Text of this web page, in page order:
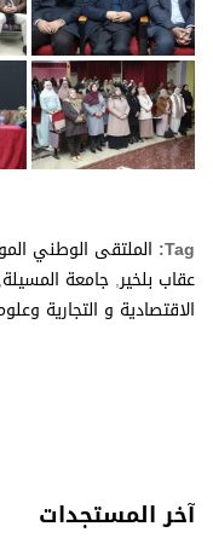
Tag: الملتقى الوطني
عقاب بلخير, جامعة المسيلة,
الاقتصادية و التجارية
آخر المستجدات